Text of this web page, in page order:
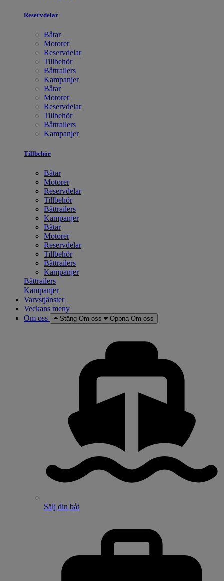
Reservdelar
Båtar
Motorer
Reservdelar
Tillbehör
Båttrailers
Kampanjer
Båtar
Motorer
Reservdelar
Tillbehör
Båttrailers
Kampanjer
Tillbehör
Båtar
Motorer
Reservdelar
Tillbehör
Båttrailers
Kampanjer
Båtar
Motorer
Reservdelar
Tillbehör
Båttrailers
Kampanjer
Båttrailers
Kampanjer
Varvstjänster
Veckans meny
Om oss
Stäng Om oss Öppna Om oss
Sälj din båt